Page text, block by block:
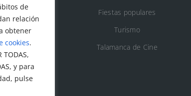
de
relación
obtener
cookies.
TODAS,
y para
pulse
civil
sociales
Fiestas populares
Turismo
Talamanca de Cine